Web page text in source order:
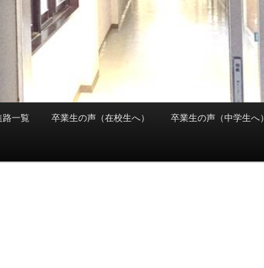
一覧 卒業生の声（在校生へ） 卒業生の声（中学生へ）